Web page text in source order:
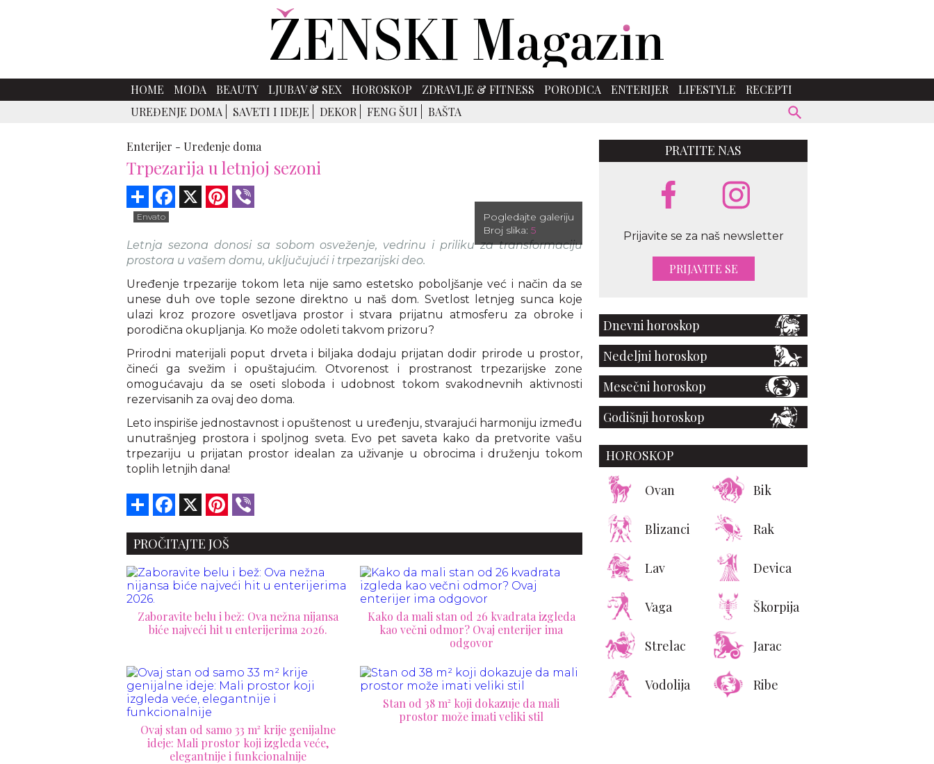
HOME MODA BEAUTY LJUBAV & SEX HOROSKOP ZDRAVLJE & FITNESS PORODICA ENTERIJER LIFESTYLE
RECEPTI
UREĐENJE DOMA
SAVETI I IDEJE DEKOR FENG ŠUI BAŠTA
Enterijer - Uređenje doma
Trpezarija u letnjoj sezoni
Share Facebook Pinterest
Envato
Pogledajte galeriju
Broj slika: 5
Letnja sezona donosi sa sobom osveženje, vedrinu i priliku za transformaciju
prostora u vašem domu, uključujući i trpezarijski deo.
Uređenje trpezarije tokom leta nije samo estetsko poboljšanje već i način da se
unese duh ove tople sezone direktno u naš dom. Svetlost letnjeg sunca koje
ulazi kroz prozore osvetljava prostor i stvara prijatnu atmosferu za obroke i
porodična okupljanja. Ko može odoleti takvom prizoru?
Prirodni materijali poput drveta i biljaka dodaju prijatan dodir prirode u prostor,
čineći ga svežim i opuštajućim. Otvorenost i prostranost trpezarijske zone
omogućavaju da se oseti sloboda i udobnost tokom svakodnevnih aktivnosti
rezervisanih za ovaj deo doma.
Leto inspiriše jednostavnost i opuštenost u uređenju, stvarajući harmoniju između
unutrašnjeg prostora i spoljnog sveta. Evo pet saveta kako da pretvorite vašu
trpezariju u prijatan prostor idealan za uživanje u obrocima i druženju tokom
toplih letnjih dana!
Share Facebook Pinterest
PROČITAJTE JOŠ
Zaboravite belu i bež: Ova nežna nijansa
biće najveći hit u enterijerima 2026.
Kako da mali stan od 26 kvadrata izgleda
kao večni odmor? Ovaj enterijer ima
odgovor
Ovaj stan od samo 33 m² krije genijalne
ideje: Mali prostor koji izgleda veće,
elegantnije i funkcionalnije
Stan od 38 m² koji dokazuje da mali
prostor može imati veliki stil
PRATITE NAS
Prijavite se za naš newsletter
PRIJAVITE SE
Dnevni horoskop
Nedeljni horoskop
Mesečni horoskop
Godišnji horoskop
HOROSKOP
Ovan Bik
Blizanci Rak
Lav Devica
Vaga Škorpija
Strelac Jarac
Vodolija Ribe